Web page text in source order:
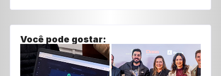
Você pode gostar: